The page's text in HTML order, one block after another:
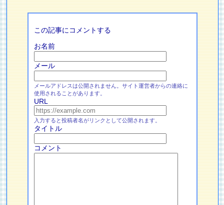
この記事にコメントする
お名前
メール
メールアドレスは公開されません。サイト運営者からの連絡に
使用されることがあります。
URL
入力すると投稿者名がリンクとして公開されます。
タイトル
コメント